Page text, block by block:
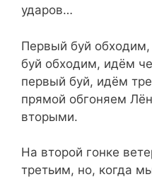
ударов…
Первый буй
буй обходим, идём
первый буй, идём
прямой обгоняем
вторыми.
На второй гонке
третьим, но, когда